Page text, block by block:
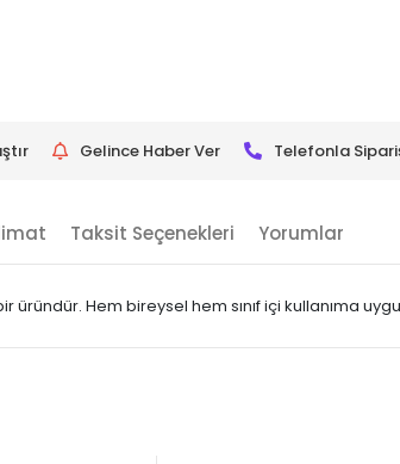
Gelince Haber Ver Telefonla
Taksit Seçenekleri Yorumlar
üründür. Hem bireysel hem sınıf içi kullanıma